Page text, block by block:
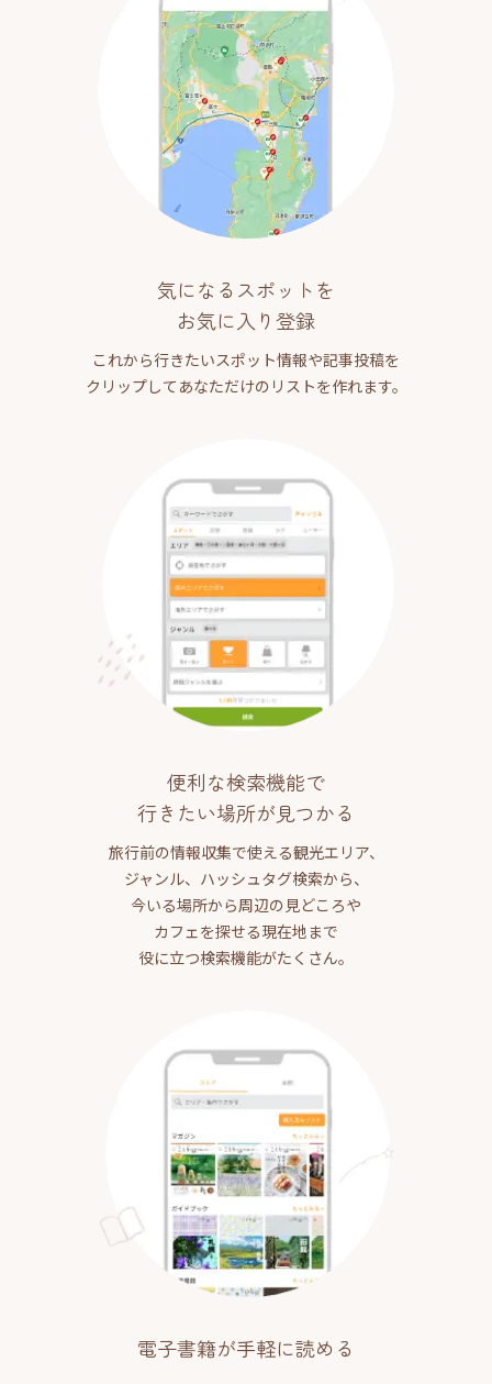
気になるスポットを
お気に入り登録
これから行きたいスポット情報や記事投稿を
クリップしてあなただけのリストを作れます。
便利な検索機能で
行きたい場所が見つかる
旅行前の情報収集で使える観光エリア、
ジャンル、ハッシュタグ検索から、
今いる場所から周辺の見どころや
カフェを探せる現在地まで
役に立つ検索機能がたくさん。
電子書籍が手軽に読める